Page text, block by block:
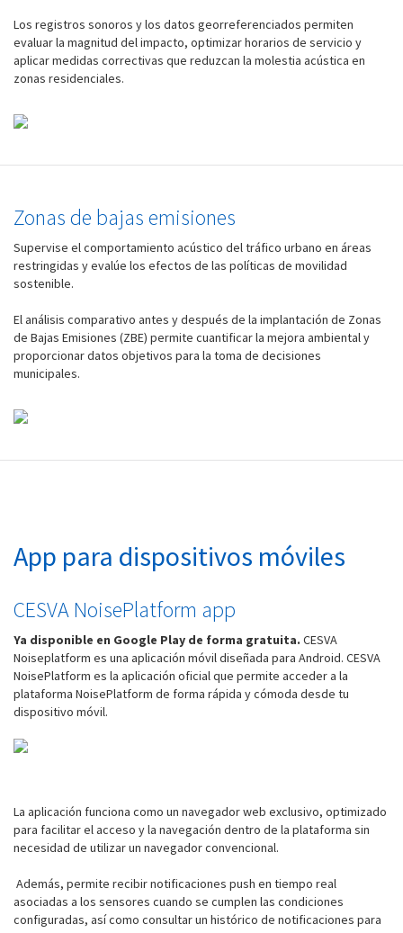
Los registros sonoros y los datos georreferenciados permiten
evaluar la magnitud del impacto, optimizar horarios de servicio y
aplicar medidas correctivas que reduzcan la molestia acústica en
zonas residenciales.
Zonas de bajas emisiones
Supervise el comportamiento acústico del tráfico urbano en áreas
restringidas y evalúe los efectos de las políticas de movilidad
sostenible.
El análisis comparativo antes y después de la implantación de Zonas
de Bajas Emisiones (ZBE) permite cuantificar la mejora ambiental y
proporcionar datos objetivos para la toma de decisiones
municipales.
App para dispositivos móviles
CESVA NoisePlatform app
Ya disponible en Google Play de forma gratuita. CESVA
Noiseplatform es una aplicación móvil diseñada para Android. CESVA
NoisePlatform es la aplicación oficial que permite acceder a la
plataforma NoisePlatform de forma rápida y cómoda desde tu
dispositivo móvil.
La aplicación funciona como un navegador web exclusivo, optimizado
para facilitar el acceso y la navegación dentro de la plataforma sin
necesidad de utilizar un navegador convencional.
Además, permite recibir notificaciones push en tiempo real
asociadas a los sensores cuando se cumplen las condiciones
configuradas, así como consultar un histórico de notificaciones para